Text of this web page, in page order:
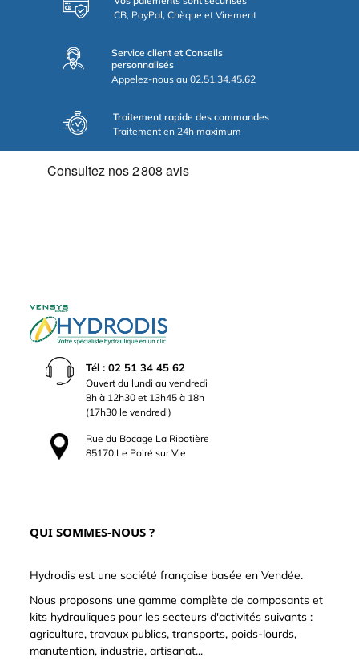
CB, PayPal, Chèque et Virement
Service client et Conseils
personnalisés
Appelez-nous au 02.51.34.45.62
Traitement rapide des commandes
Traitement en 24h maximum
Tél : 02 51 34 45 62
Ouvert du lundi au vendredi
8h à 12h30 et 13h45 à 18h
(17h30 le vendredi)
Rue du Bocage La Ribotière
85170 Le Poiré sur Vie
QUI SOMMES-NOUS ?
Hydrodis est une société française basée en Vendée.
Nous proposons une gamme complète de composants et
kits hydrauliques pour les secteurs d'activités suivants :
agriculture, travaux publics, transports, poids-lourds,
manutention, industrie, artisanat...